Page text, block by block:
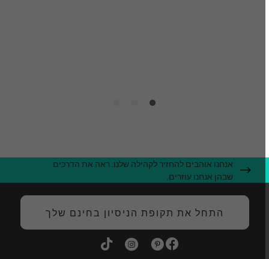
אנחנו אוהבים להחזיר לקהילה שלנו. ראה את הדרכים
שבהן אנחנו עוזרים.
התחל את תקופת הניסיון בחינם שלך